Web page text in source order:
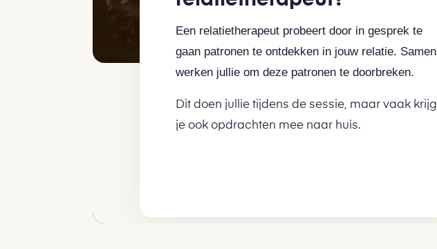
Een relatietherapeut probeert door in gesprek te
gaan patronen te ontdekken in jouw relatie. Samen
werken jullie om deze patronen te doorbreken.
Dit doen jullie tijdens de sessie, maar vaak krijg
je ook opdrachten mee naar huis.